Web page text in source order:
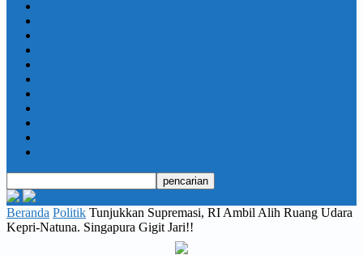
Beranda Politik Tunjukkan Supremasi, RI Ambil Alih Ruang Udara
Kepri-Natuna. Singapura Gigit Jari!!